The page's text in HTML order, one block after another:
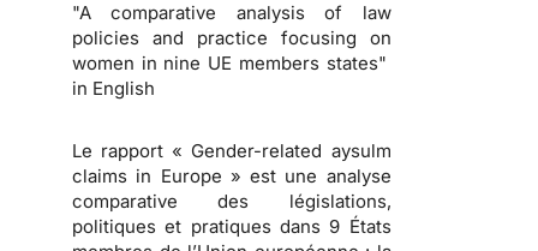
"A comparative analysis of law
policies and practice focusing on
women in nine UE members states"
in English
Le rapport « Gender-related aysulm
claims in Europe » est une analyse
comparative des législations,
politiques et pratiques dans 9 États